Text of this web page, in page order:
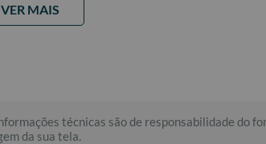
VER MAIS
técnicas são de responsabilidade do
da sua tela.